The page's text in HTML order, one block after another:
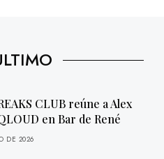
CLUB reúne a Alex
en Bar de René
DE 2026